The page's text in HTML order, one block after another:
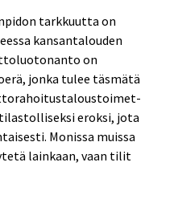
tarkkuutta on
kansantalouden
on
jonka tulee täsmätä
eroksi, jota
Monissa muissa
lainkaan, vaan tilit